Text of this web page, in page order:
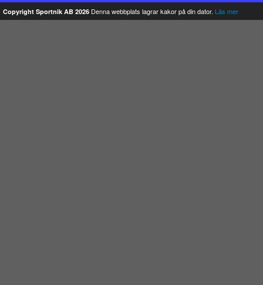
Copyright Sportnik AB 2026 Denna webbplats lagrar kakor på din dator. Läs mer